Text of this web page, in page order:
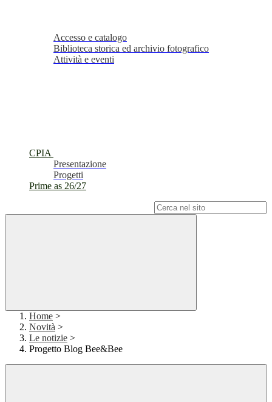
Accesso e catalogo
Biblioteca storica ed archivio fotografico
Attività e eventi
CPIA
Presentazione
Progetti
Prime as 26/27
Home >
Novità >
Le notizie >
Progetto Blog Bee&Bee